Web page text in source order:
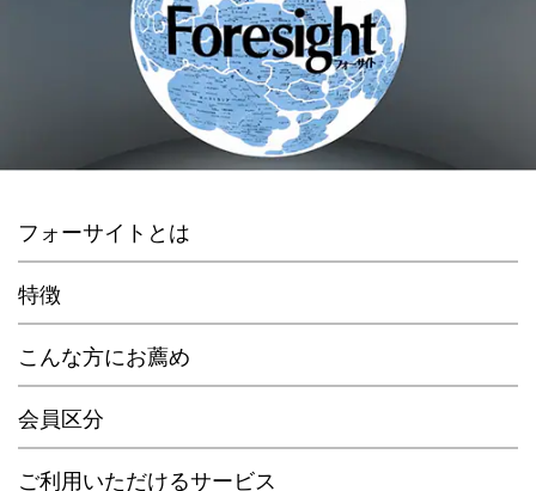
フォーサイトとは
特徴
こんな方にお薦め
会員区分
ご利用いただけるサービス